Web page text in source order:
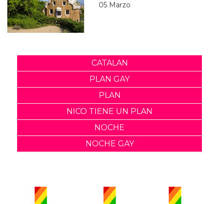
05 Marzo
CATALAN
PLAN GAY
PLAN
NICO TIENE UN PLAN
NOCHE
NOCHE GAY